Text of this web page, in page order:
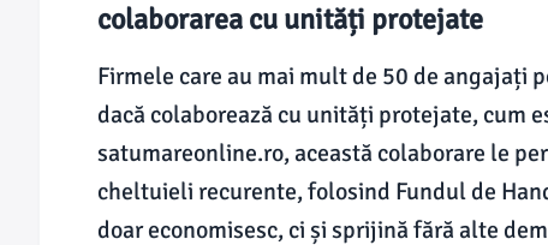
colaborarea cu unități protejate
Firmele care au mai mult de 50 de angajați
dacă colaborează cu unități protejate, cum
satumareonline.ro, această colaborare le
cheltuieli recurente, folosind Fundul de
doar economisesc, ci și sprijină fără alte